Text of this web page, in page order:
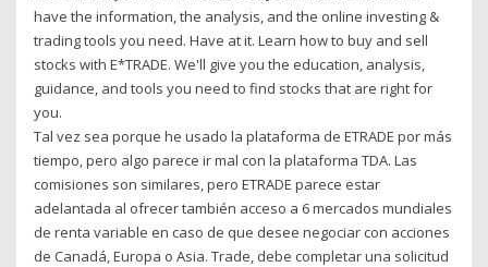
have the information, the analysis, and the online investing &
trading tools you need. Have at it. Learn how to buy and sell
stocks with E*TRADE. We'll give you the education, analysis,
guidance, and tools you need to find stocks that are right for
you.
Tal vez sea porque he usado la plataforma de ETRADE por más
tiempo, pero algo parece ir mal con la plataforma TDA. Las
comisiones son similares, pero ETRADE parece estar
adelantada al ofrecer también acceso a 6 mercados mundiales
de renta variable en caso de que desee negociar con acciones
de Canadá, Europa o Asia. Trade, debe completar una solicitud